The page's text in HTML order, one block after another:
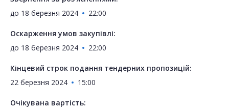
до 18 березня 2024 22:00
Оскарження умов закупівлі:
до 18 березня 2024 22:00
Кінцевий строк подання тендерних пропозицій:
22 березня 2024
15:00
Очікувана вартість: